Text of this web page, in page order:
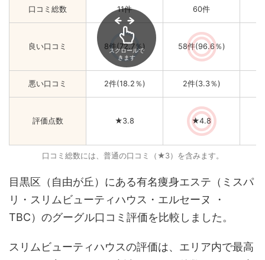
口コミ総数 11件 60件
良い口コミ 8件(72.7％) 58件(96.6％)
悪い口コミ 2件(18.2％) 2件(3.3％)
評価点数 ★3.8 ★4.8
スクロールで
きます
口コミ総数には、普通の口コミ（★3）を含みます。
目黒区（自由が丘）にある有名痩身エステ（ミスパ
リ・スリムビューティハウス・エルセーヌ ・
TBC）のグーグル口コミ評価を比較しました。
スリムビューティハウスの評価は、エリア内で最高